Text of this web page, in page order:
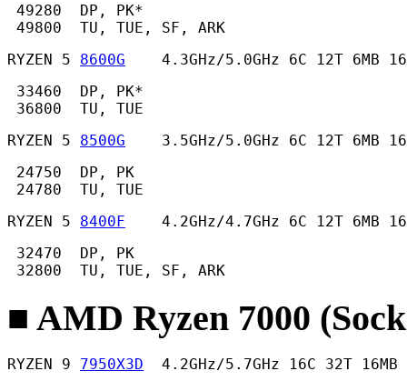
49280  DP, PK*
49800  TU, TUE, SF, ARK
RYZEN 5 8600G
4.3GHz/5.0GHz 6C 12T 6MB
33460  DP, PK*
36800  TU, TUE
RYZEN 5 8500G
3.5GHz/5.0GHz 6C 12T 6MB
24750  DP, PK
24780  TU, TUE
RYZEN 5 8400F
4.2GHz/4.7GHz 6C 12T 6MB
32470  DP, PK
32800  TU, TUE, SF, ARK
■ AMD Ryzen 7000
RYZEN 9 7950X3D
4.2GHz/5.7GHz 16C 32T 16MB